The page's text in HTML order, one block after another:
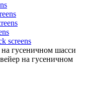
screens
гусеничном шасси
на гусеничном